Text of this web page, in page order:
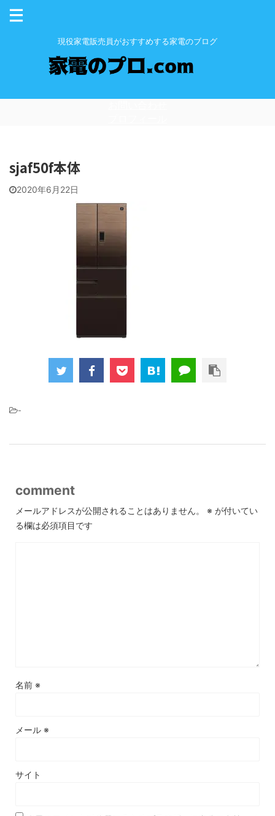
現役家電販売員がおすすめする家電のブログ
sjaf50f本体
2020年6月22日
-
comment
メールアドレスが公開されることはありません。 ※ が付いてい
る欄は必須項目です
名前 ※
メール ※
サイト